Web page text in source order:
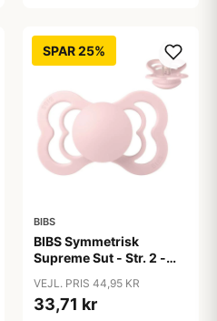
SPAR 25%
BIBS
BIBS Symmetrisk
Supreme Sut - Str. 2 -
VEJL. PRIS 44,95 KR
33,71 kr